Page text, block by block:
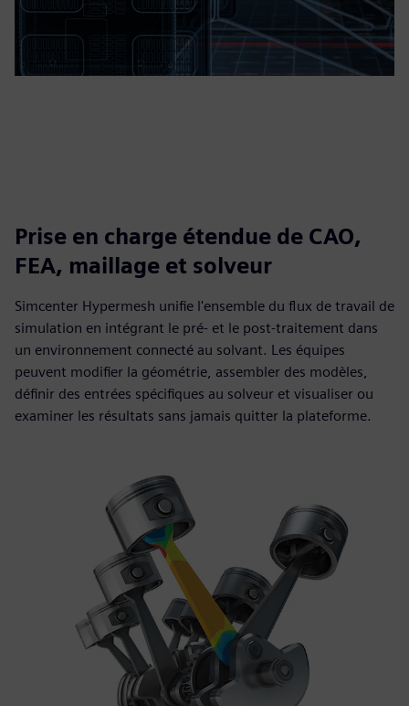
Prise en charge étendue de CAO,
FEA, maillage et solveur
Simcenter Hypermesh unifie l'ensemble du flux de travail de
simulation en intégrant le pré- et le post-traitement dans
un environnement connecté au solvant. Les équipes
peuvent modifier la géométrie, assembler des modèles,
définir des entrées spécifiques au solveur et visualiser ou
examiner les résultats sans jamais quitter la plateforme.